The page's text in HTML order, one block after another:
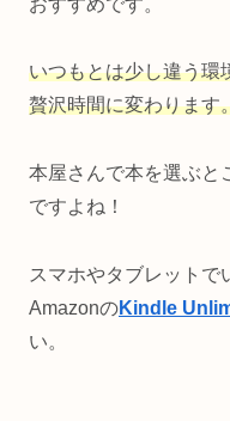
いつもとは少し違う環
贅沢時間に変わります
本屋さんで本を選ぶと
ですよね！
スマホやタブレットで
AmazonのKindle
い。